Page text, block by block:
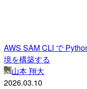
AWS SAM CLI で
境を構築する
山本 翔大
2026.03.10